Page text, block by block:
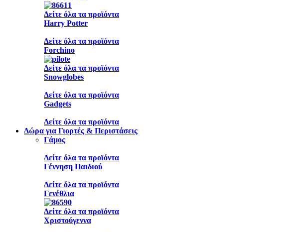
Δείτε όλα τα προϊόντα
Harry Potter
Δείτε όλα τα προϊόντα
Forchino
Δείτε όλα τα προϊόντα
Snowglobes
Δείτε όλα τα προϊόντα
Gadgets
Δείτε όλα τα προϊόντα
Δώρα για Γιορτές & Περιστάσεις
Γάμος
Δείτε όλα τα προϊόντα
Γέννηση Παιδιού
Δείτε όλα τα προϊόντα
Γενέθλια
Δείτε όλα τα προϊόντα
Χριστούγεννα